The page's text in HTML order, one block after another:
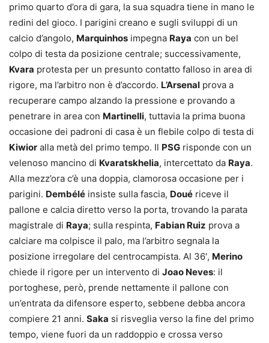
primo quarto d’ora di gara, la sua squadra tiene in mano le
redini del gioco. I parigini creano e sugli sviluppi di un
calcio d’angolo, Marquinhos impegna Raya con un bel
colpo di testa da posizione centrale; successivamente,
Kvara protesta per un presunto contatto falloso in area di
rigore, ma l’arbitro non è d’accordo. L’Arsenal prova a
recuperare campo alzando la pressione e provando a
penetrare in area con Martinelli, tuttavia la prima buona
occasione dei padroni di casa è un flebile colpo di testa di
Kiwior alla metà del primo tempo. Il PSG risponde con un
velenoso mancino di Kvaratskhelia, intercettato da Raya.
Alla mezz’ora c’è una doppia, clamorosa occasione per i
parigini. Dembélé insiste sulla fascia, Doué riceve il
pallone e calcia diretto verso la porta, trovando la parata
magistrale di Raya; sulla respinta, Fabian Ruiz prova a
calciare ma colpisce il palo, ma l’arbitro segnala la
posizione irregolare del centrocampista. Al 36′, Merino
chiede il rigore per un intervento di Joao Neves: il
portoghese, però, prende nettamente il pallone con
un’entrata da difensore esperto, sebbene debba ancora
compiere 21 anni. Saka si risveglia verso la fine del primo
tempo, viene fuori da un raddoppio e crossa verso